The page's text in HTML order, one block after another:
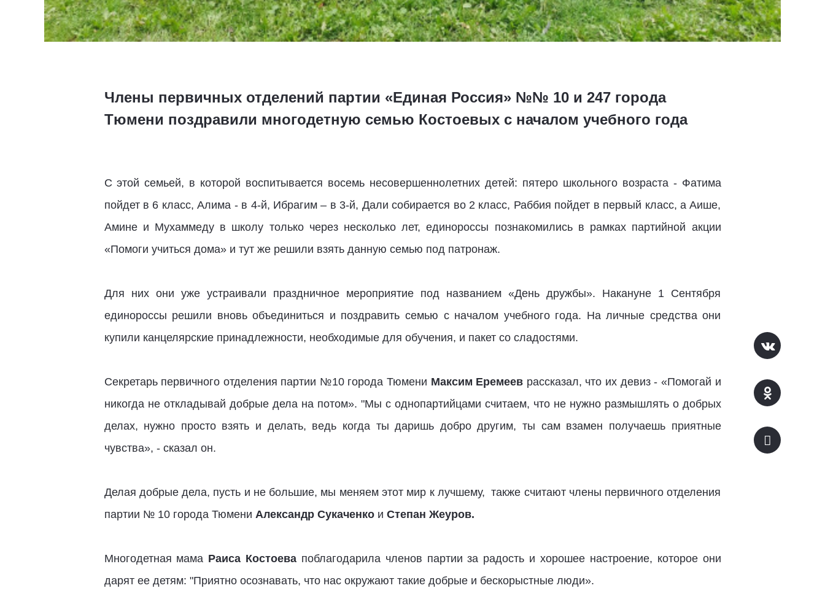
Члены первичных отделений партии «Единая Россия» №№ 10 и 247 города
Тюмени поздравили многодетную семью Костоевых с началом учебного года
С этой семьей, в которой воспитывается восемь несовершеннолетних детей: пятеро школьного возраста - Фатима
пойдет в 6 класс, Алима - в 4-й, Ибрагим – в 3-й, Дали собирается во 2 класс, Раббия пойдет в первый класс, а Аише,
Амине и Мухаммеду в школу только через несколько лет, единороссы познакомились в рамках партийной акции
«Помоги учиться дома» и тут же решили взять данную семью под патронаж. ​
Для них они уже устраивали праздничное мероприятие под названием «День дружбы». Накануне 1 Сентября
единороссы решили вновь объединиться и поздравить семью с началом учебного года. На личные средства они
купили канцелярские принадлежности, необходимые для обучения, и пакет со сладостями.​
Секретарь первичного отделения партии №10 города Тюмени Максим Еремеев рассказал, что их девиз - «Помогай и
никогда не откладывай добрые дела на потом». "Мы с однопартийцами считаем, что не нужно размышлять о добрых
делах, нужно просто взять и делать, ведь когда ты даришь добро другим, ты сам взамен получаешь приятные
чувства», - сказал он.
Делая добрые дела, пусть и не большие, мы меняем этот мир к лучшему, также считают члены первичного отделения
партии № 10 города Тюмени Александр Сукаченко и Степан Жеуров.
Многодетная мама Раиса Костоева поблагодарила членов партии за радость и хорошее настроение, которое они
дарят ее детям: "Приятно осознавать, что нас окружают такие добрые и бескорыстные люди».